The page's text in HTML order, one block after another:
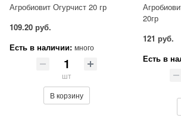
Агробиовит Огурчист 20 гр
109.20 руб.
Есть в наличии: много
шт
В корзину
20гр
121 руб.
Есть в